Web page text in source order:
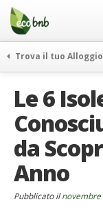
Menu
Salta
contenuto
Offerte Speciali
Regali
FAQ
Chi Siamo
Partner
Contatti
Trova il tuo
itinerari
curiosità
vivere e viaggiare
news ed eventi
ecohotel
Le 6
da
Anno
Pubblicato ilnovembre